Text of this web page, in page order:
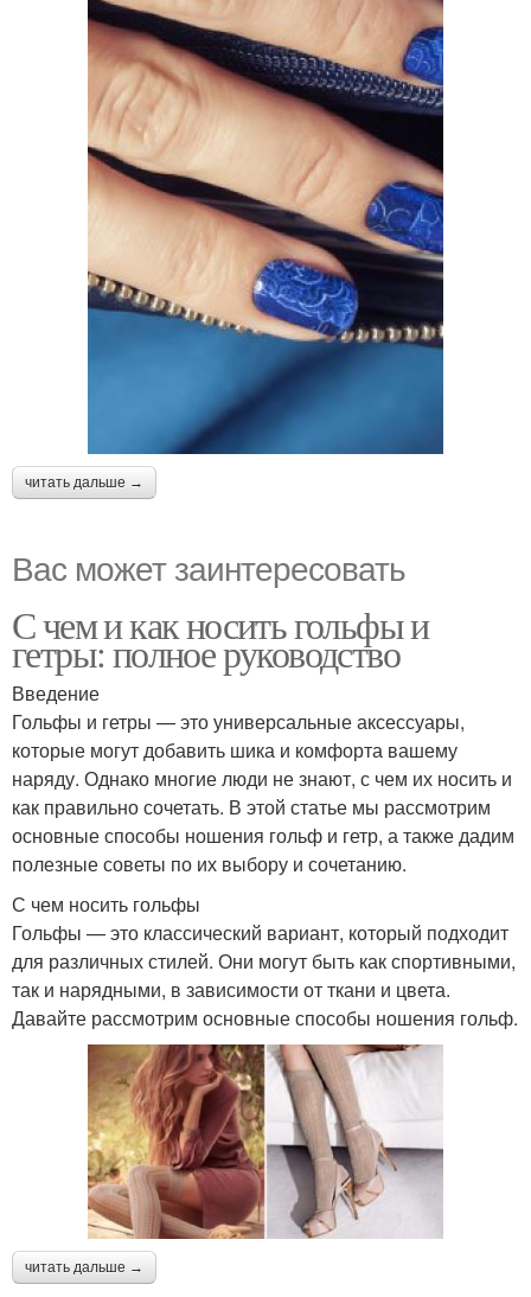
читать дальше →
Вас может заинтересовать
С чем и как носить гольфы и
гетры: полное руководство
Введение
Гольфы и гетры — это универсальные аксессуары,
которые могут добавить шика и комфорта вашему
наряду. Однако многие люди не знают, с чем их носить и
как правильно сочетать. В этой статье мы рассмотрим
основные способы ношения гольф и гетр, а также дадим
полезные советы по их выбору и сочетанию.
С чем носить гольфы
Гольфы — это классический вариант, который подходит
для различных стилей. Они могут быть как спортивными,
так и нарядными, в зависимости от ткани и цвета.
Давайте рассмотрим основные способы ношения гольф.
читать дальше →